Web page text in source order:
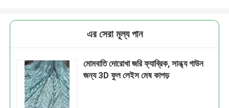
এর সেরা মূল্য পান
মোমবাতি দোরোখা জরি ফ্যাব্রিক, সান্ধ্য গাউন
জন্য 3D ফুল লেইস মেষ কাপড়